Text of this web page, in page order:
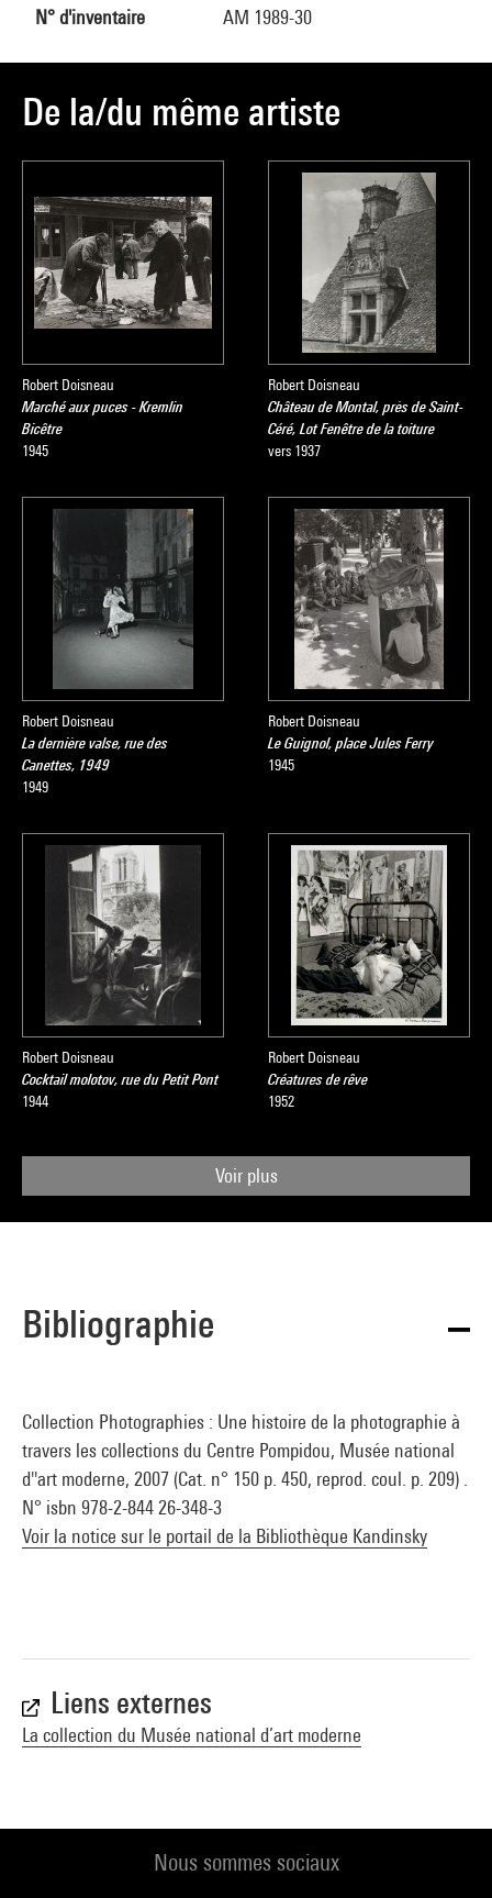
N° d'inventaire AM 1989-30
De la/du même artiste
Robert Doisneau
Marché aux puces - Kremlin
Bicêtre
1945
Robert Doisneau
Château de Montal, près de Saint-
Céré, Lot Fenêtre de la toiture
vers 1937
Robert Doisneau
La dernière valse, rue des
Canettes, 1949
1949
Robert Doisneau
Le Guignol, place Jules Ferry
1945
Robert Doisneau
Cocktail molotov, rue du Petit Pont
1944
Robert Doisneau
Créatures de rêve
1952
Voir plus
Bibliographie
Collection Photographies : Une histoire de la photographie à
travers les collections du Centre Pompidou, Musée national
d''art moderne, 2007 (Cat. n° 150 p. 450, reprod. coul. p. 209) .
N° isbn 978-2-844 26-348-3
Voir la notice sur le portail de la Bibliothèque Kandinsky
Liens externes
La collection du Musée national d’art moderne
Nous sommes sociaux